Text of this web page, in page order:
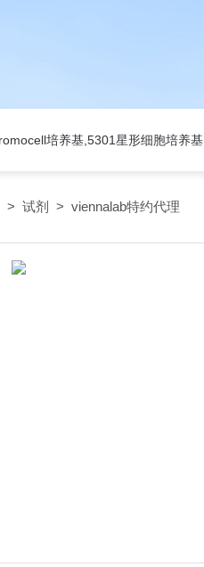
培养基,5301星形细胞培养基
> 试剂 > viennalab特约代理